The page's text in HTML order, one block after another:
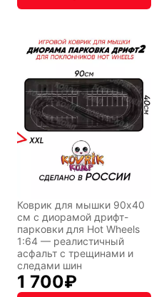
Коврик для мышки 90x40
см с диорамой дрифт-
парковки для Hot Wheels
1:64 — реалистичный
асфальт с трещинами и
следами шин
1 700₽